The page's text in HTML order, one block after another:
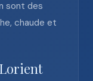
sont des
chaude et